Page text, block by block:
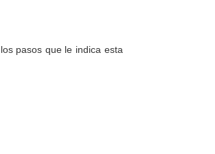
pasos que le indica esta